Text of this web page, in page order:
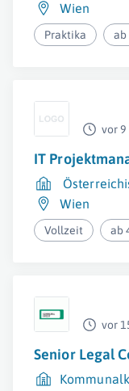
Wien
Praktika ab
vor 9
IT
Wien
Vollzeit ab
vor
Senior Legal